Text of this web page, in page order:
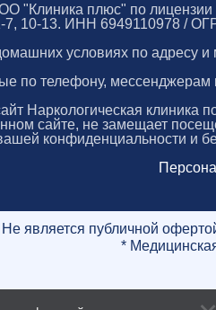
"Клиника плюс" по
7, 10-13. ИНН 6949110978 /
условиях по адресу
по телефону,
Наркологическая клиника
сайте, не замещает
конфиденциальности и
Не является публичной
*